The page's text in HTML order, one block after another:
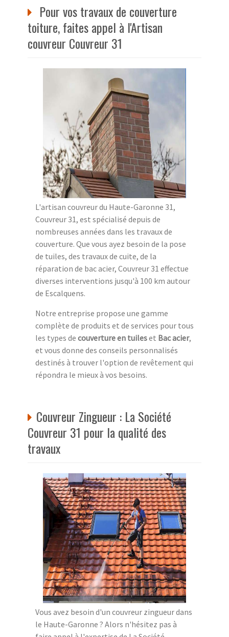
Pour vos travaux de couverture
toiture, faites appel à l'Artisan
couvreur Couvreur 31
L'artisan couvreur du Haute-Garonne 31,
Couvreur 31, est spécialisé depuis de
nombreuses années dans les travaux de
couverture. Que vous ayez besoin de la pose
de tuiles, des travaux de cuite, de la
réparation de bac acier, Couvreur 31 effectue
diverses interventions jusqu'à 100 km autour
de Escalquens.
Notre entreprise propose une gamme
complète de produits et de services pour tous
les types de couverture en tuileset Bac acier,
et vous donne des conseils personnalisés
destinés à trouver l'option de revêtement qui
répondra le mieux à vos besoins.
Couvreur Zingueur : La Société
Couvreur 31 pour la qualité des
travaux
Vous avez besoin d'un couvreur zingueur dans
le Haute-Garonne ? Alors n'hésitez pas à